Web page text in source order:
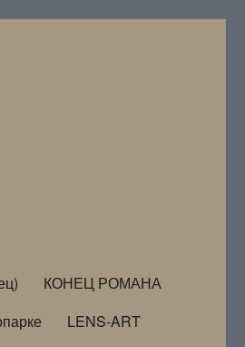
КОНЕЦ РОМАНА
LENS-ART